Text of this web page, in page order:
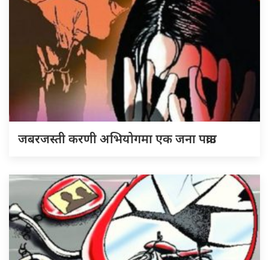
जबरजस्ती करणी अभियोगमा एक जना पक्राउ